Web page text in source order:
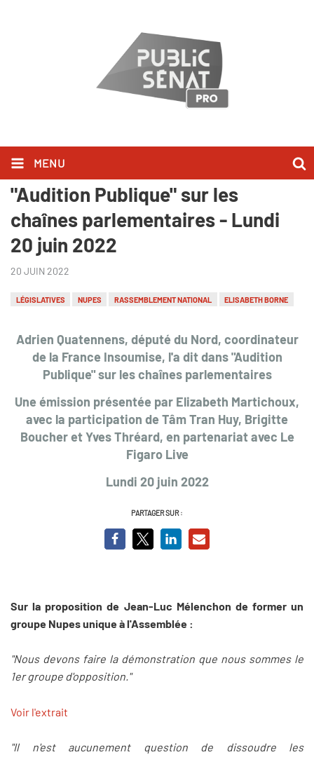
MENU
Adrien Quatennens l'a dit dans
"Audition Publique" sur les
chaînes parlementaires - Lundi
20 juin 2022
20 JUIN 2022
LÉGISLATIVES NUPES RASSEMBLEMENT NATIONAL ELISABETH BORNE
Adrien Quatennens, député du Nord, coordinateur
de la France Insoumise, l'a dit dans "Audition
Publique" sur les chaînes parlementaires
Une émission présentée par Elizabeth Martichoux,
avec la participation de Tâm Tran Huy, Brigitte
Boucher et Yves Thréard, en partenariat avec Le
Figaro Live
Lundi 20 juin 2022
PARTAGER SUR :
Sur la proposition de Jean-Luc Mélenchon de former un
groupe Nupes unique à l'Assemblée :
"Nous devons faire la démonstration que nous sommes le
1er groupe d'opposition."
Voir l'extrait
"Il n'est aucunement question de dissoudre les